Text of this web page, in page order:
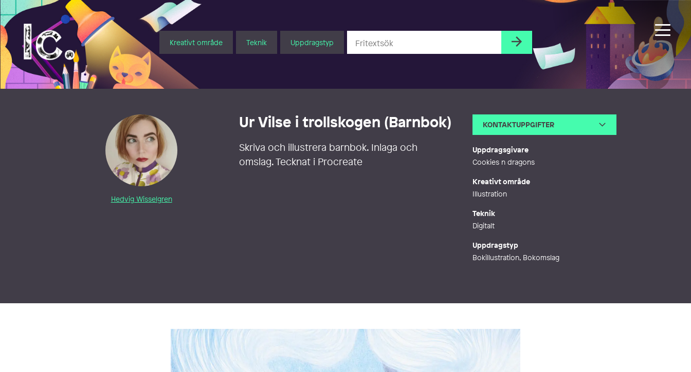
Illustratörcentrum
Kreativt område Teknik Uppdragstyp
Hedvig Wisselgren
Ur Vilse i trollskogen (Barnbok)
Skriva och illustrera barnbok. Inlaga och
omslag. Tecknat i Procreate
KONTAKTUPPGIFTER
Webb http://hedvigwisselgren.se
Uppdragsgivare
Cookies n dragons
Kreativt område
Illustration
Teknik
Digitalt
Uppdragstyp
Bokillustration, Bokomslag